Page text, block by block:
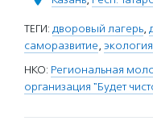
ТЕГИ: дворовый лагерь,
саморазвитие, экология
НКО: Региональная
организация "Будет